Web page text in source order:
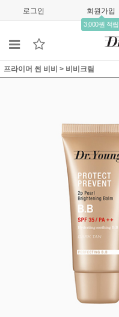
로그인 회원가입
3,000원 적립
프라이머 썬 비비 > 비비크림